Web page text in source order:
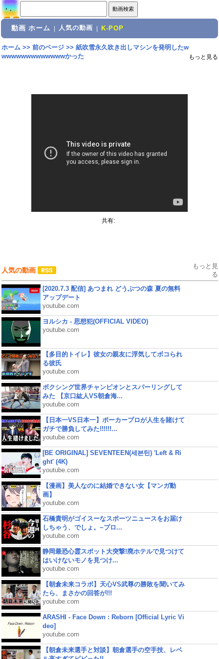
動画 ホーム 人気の動画 K-POP
ホーム>> 前のページ>> 紙吹雪永久吹き出しマシンを発明したw
wwwwwwwwwwwwwかった
もっと見る
共有:
人気の動画
もっと見
る
[2020.7.3 配信] あつまれ どうぶつの森 夏の無料
アップデート
youtube.com
ヨルシカ - 思想犯(OFFICIAL VIDEO)
youtube.com
【多目的トイレ】彼女の親友に浮気してボコられ
る彼氏
youtube.com
ボクシング世界チャンピオンとスパーリングして
みた 【京口紘人VS朝倉海...
youtube.com
【日本一VS日本一】ポーカープロが人生を賭けて
ガチで勝負してみた!!!!!!...
youtube.com
[BE ORIGINAL] SEVENTEEN(세븐틴) 'Left & Ri
ght' (4K)
youtube.com
【漫画】美人なのに結婚できない女【マンガ動
画】
youtube.com
石橋貴明がゴイスーなスポーツニュースをお届け
しちゃう、でしょ。~プロ...
youtube.com
静岡最恐心霊スポット大突撃!廃ホテルで見つけて
はいけないモノを見つけ...
youtube.com
【朝倉未来コラボ】天心VS武尊の勝敗を聞いてみ
たら、まさかの回答が!!!
youtube.com
ARASHI - Face Down : Reborn [Official Lyric Vi
deo]
youtube.com
【朝倉未来選手と対談】朝倉選手の空手技、レベ